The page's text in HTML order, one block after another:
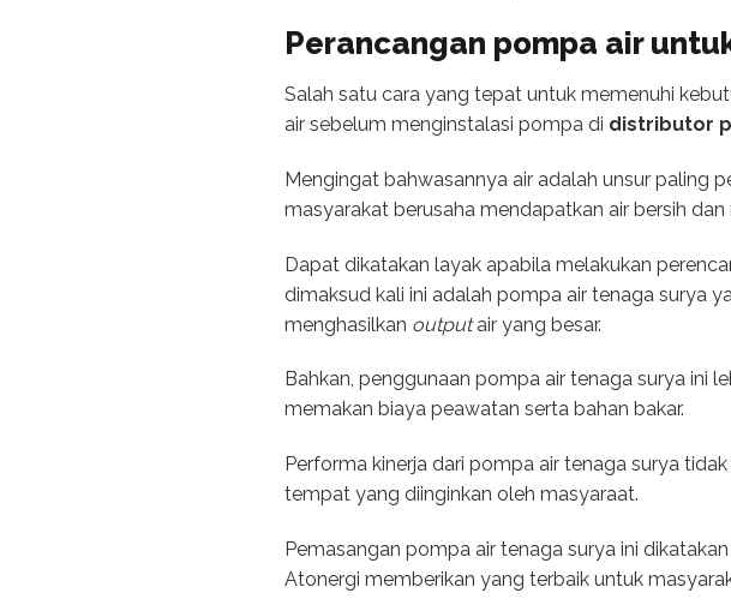
Perancangan pompa air
Salah satu cara yang tepat untuk memenuhi
air sebelum menginstalasi pompa di distributor
Mengingat bahwasannya air adalah unsur paling
masyarakat berusaha mendapatkan air bersih
Dapat dikatakan layak apabila melakukan
dimaksud kali ini adalah pompa air tenaga surya
menghasilkan outputair yang besar.
Bahkan, penggunaan pompa air tenaga surya ini
memakan biaya peawatan serta bahan bakar.
Performa kinerja dari pompa air tenaga surya
tempat yang diinginkan oleh masyaraat.
Pemasangan pompa air tenaga surya ini
Atonergi memberikan yang terbaik untuk